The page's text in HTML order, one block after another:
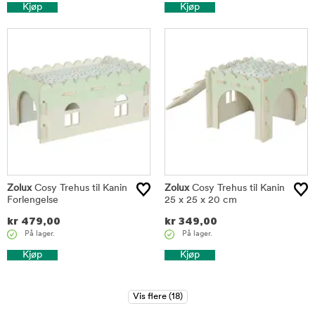
Kjøp Kjøp
ZoluxCosy Trehus til Kanin
Forlengelse
kr 479,00
På lager.
Kjøp
ZoluxCosy Trehus til Kanin
25 x 25 x 20 cm
kr 349,00
På lager.
Kjøp